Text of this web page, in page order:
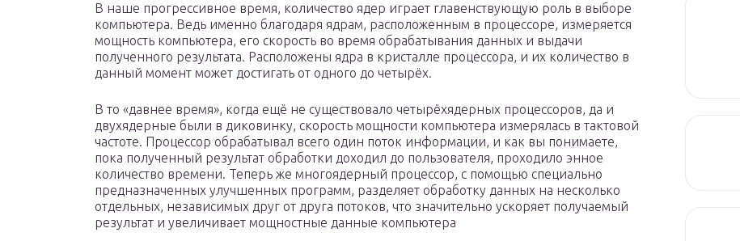
В наше прогрессивное время, количество ядер играет главенствующую роль в выборе
компьютера. Ведь именно благодаря ядрам, расположенным в процессоре, измеряется
мощность компьютера, его скорость во время обрабатывания данных и выдачи
полученного результата. Расположены ядра в кристалле процессора, и их количество в
данный момент может достигать от одного до четырёх.
В то «давнее время», когда ещё не существовало четырёхядерных процессоров, да и
двухядерные были в диковинку, скорость мощности компьютера измерялась в тактовой
частоте. Процессор обрабатывал всего один поток информации, и как вы понимаете,
пока полученный результат обработки доходил до пользователя, проходило энное
количество времени. Теперь же многоядерный процессор, с помощью специально
предназначенных улучшенных программ, разделяет обработку данных на несколько
отдельных, независимых друг от друга потоков, что значительно ускоряет получаемый
результат и увеличивает мощностные данные компьютера